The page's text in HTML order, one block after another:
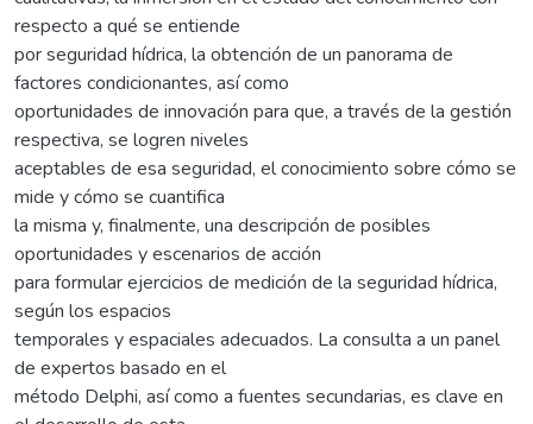
respecto a qué se entiende
por seguridad hídrica, la obtención de un panorama de
factores condicionantes, así como
oportunidades de innovación para que, a través de la gestión
respectiva, se logren niveles
aceptables de esa seguridad, el conocimiento sobre cómo se
mide y cómo se cuantifica
la misma y, finalmente, una descripción de posibles
oportunidades y escenarios de acción
para formular ejercicios de medición de la seguridad hídrica,
según los espacios
temporales y espaciales adecuados. La consulta a un panel
de expertos basado en el
método Delphi, así como a fuentes secundarias, es clave en